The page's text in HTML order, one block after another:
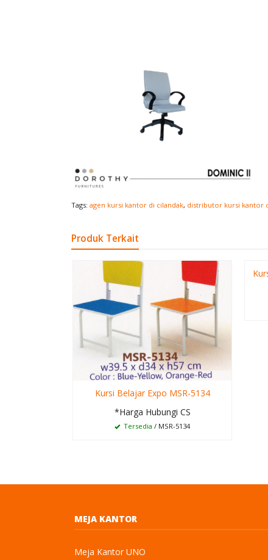
Tags: agen kursi kantor di cilandak, distributor kursi kantor
Produk Terkait
Kursi Belajar Expo MSR-5134
*Harga Hubungi CS
Tersedia / MSR-5134
MEJA KANTOR
Meja Kantor UNO